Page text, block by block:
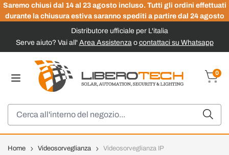
Saremo chiusi dal 14 al 23 agosto incluso. Tutti gli ordini effettuati
durante la chiusura estiva saranno spediti a partire dal 24 agosto
Distributore ufficiale per L'italia
Serve aiuto? Vai all' Area Assistenzao contattaci su Whatsapp
0
Home Videosorveglianza Videosorveglianza IP